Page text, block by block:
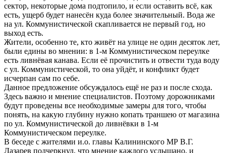
сектор, некоторые дома подтопило, и если оставить всё, как
есть, ущерб будет нанесён куда более значительный. Вода же
на ул. Коммунистической скапливается не первый год, но
выход есть.
Жители, особенно те, кто живёт на улице не один десяток лет,
были едины во мнении: в 1-м Коммунистическом переулке
есть ливнёвая канава. Если её прочистить и отвести туда воду
с ул. Коммунистической, то она уйдёт, и конфликт будет
исчерпан сам по себе.
Данное предложение обсуждалось ещё не раз и после схода.
Здесь важно и мнение специалистов. Поэтому дорожниками
будут проведены все необходимые замеры для того, чтобы
понять, на какую глубину нужно копать траншею от магазина
по ул. Коммунистической до ливнёвки в 1-м
Коммунистическом переулке.
В беседе с жителями и.о. главы Калининского МР В.Г.
Лазарев подчеркнул, что мнение каждого услышано, и